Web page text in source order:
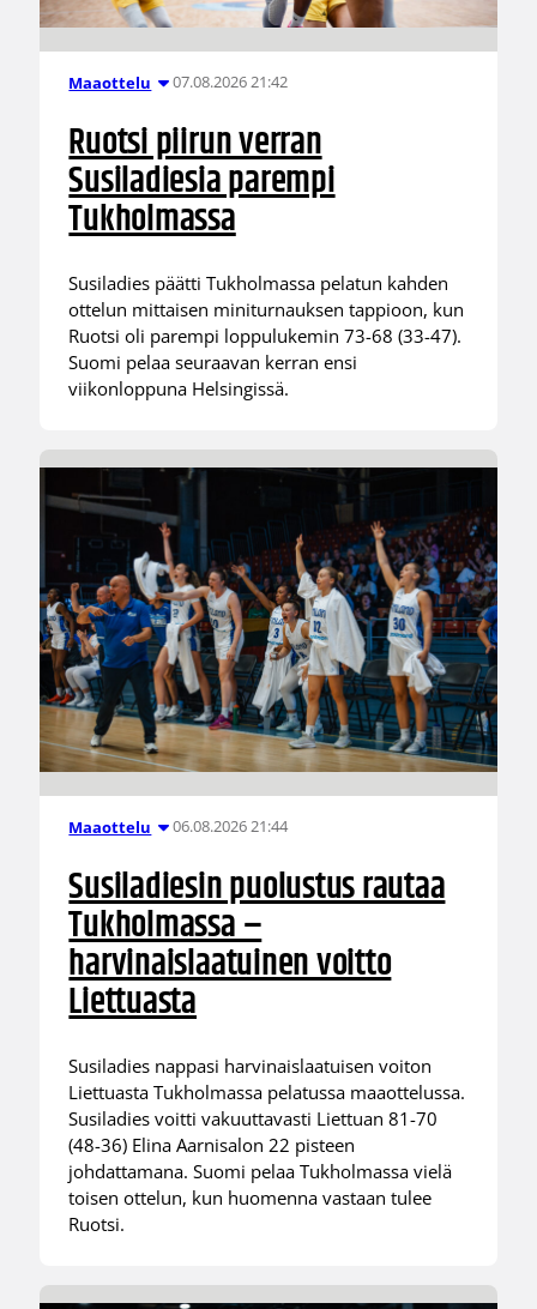
Maaottelu 07.08.2026 21:42
Ruotsi piirun verran
Susiladiesia parempi
Tukholmassa
Susiladies päätti Tukholmassa pelatun kahden
ottelun mittaisen miniturnauksen tappioon, kun
Ruotsi oli parempi loppulukemin 73-68 (33-47).
Suomi pelaa seuraavan kerran ensi
viikonloppuna Helsingissä.
Maaottelu 06.08.2026 21:44
Susiladiesin puolustus rautaa
Tukholmassa –
harvinaislaatuinen voitto
Liettuasta
Susiladies nappasi harvinaislaatuisen voiton
Liettuasta Tukholmassa pelatussa maaottelussa.
Susiladies voitti vakuuttavasti Liettuan 81-70
(48-36) Elina Aarnisalon 22 pisteen
johdattamana. Suomi pelaa Tukholmassa vielä
toisen ottelun, kun huomenna vastaan tulee
Ruotsi.